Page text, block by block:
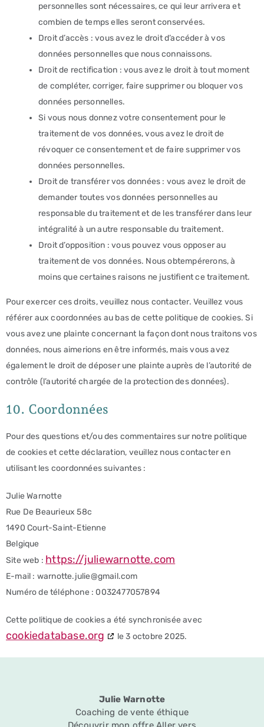
personnelles sont nécessaires, ce qui leur arrivera et
combien de temps elles seront conservées.
Droit d’accès : vous avez le droit d’accéder à vos
données personnelles que nous connaissons.
Droit de rectification : vous avez le droit à tout moment
de compléter, corriger, faire supprimer ou bloquer vos
données personnelles.
Si vous nous donnez votre consentement pour le
traitement de vos données, vous avez le droit de
révoquer ce consentement et de faire supprimer vos
données personnelles.
Droit de transférer vos données : vous avez le droit de
demander toutes vos données personnelles au
responsable du traitement et de les transférer dans leur
intégralité à un autre responsable du traitement.
Droit d’opposition : vous pouvez vous opposer au
traitement de vos données. Nous obtempérerons, à
moins que certaines raisons ne justifient ce traitement.
Pour exercer ces droits, veuillez nous contacter. Veuillez vous
référer aux coordonnées au bas de cette politique de cookies. Si
vous avez une plainte concernant la façon dont nous traitons vos
données, nous aimerions en être informés, mais vous avez
également le droit de déposer une plainte auprès de l’autorité de
contrôle (l’autorité chargée de la protection des données).
10. Coordonnées
Pour des questions et/ou des commentaires sur notre politique
de cookies et cette déclaration, veuillez nous contacter en
utilisant les coordonnées suivantes :
Julie Warnotte
Rue De Beaurieux 58c
1490 Court-Saint-Etienne
Belgique
Site web : https://juliewarnotte.com
E-mail : warnotte.julie@gmail.com
Numéro de téléphone : 0032477057894‬
Cette politique de cookies a été synchronisée avec
cookiedatabase.org le 3 octobre 2025.
Julie Warnotte
Coaching de vente éthique